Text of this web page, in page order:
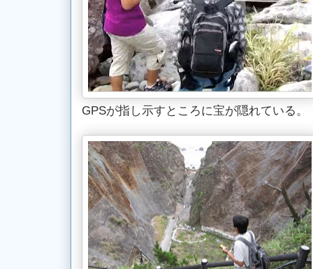
GPSが指し示すところに宝が隠れている。